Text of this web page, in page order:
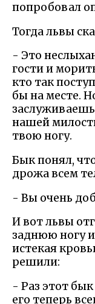
попробовал
Тогда львы
- Это
гости и
кто так
бы на месте.
нашей
твою ногу.
Бык понял,
дрожа всем
- Вы очень
И вот львы
заднюю ногу
истекая
решили:
- Раз этот
его теперь